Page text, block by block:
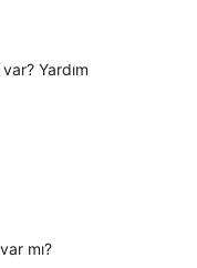
Yardım
mı?